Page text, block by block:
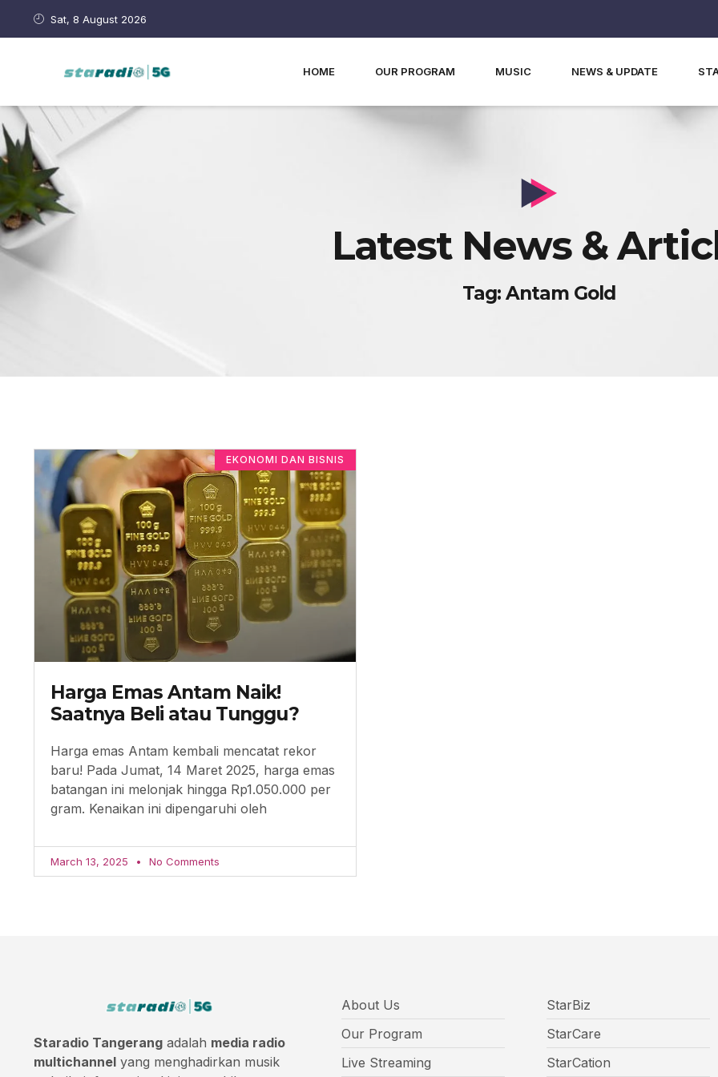
Sat, 8 August 2026
HOME OUR PROGRAM MUSIC NEWS & UPDATE
Latest News &
Tag: Antam Gold
EKONOMI DAN BISNIS
Harga Emas Antam Naik!
Saatnya Beli atau Tunggu?
Harga emas Antam kembali mencatat rekor
baru! Pada Jumat, 14 Maret 2025, harga emas
batangan ini melonjak hingga Rp1.050.000 per
gram. Kenaikan ini dipengaruhi oleh
March 13, 2025 No Comments
Staradio Tangerang adalah media radio
multichannel yang menghadirkan musik
About Us
Our Program
Live Streaming
StarBiz
StarCare
StarCation